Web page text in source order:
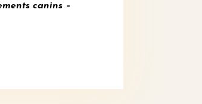
canins –